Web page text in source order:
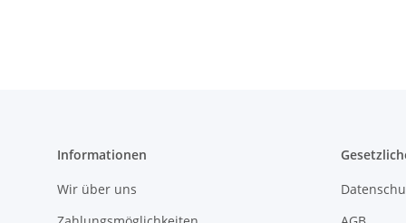
Informationen
Wir über uns